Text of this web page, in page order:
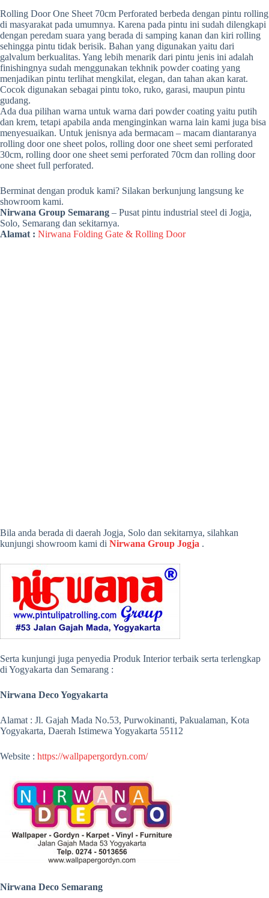
Rolling Door One Sheet 70cm Perforated berbeda dengan pintu rolling
di masyarakat pada umumnya. Karena pada pintu ini sudah dilengkapi
dengan peredam suara yang berada di samping kanan dan kiri rolling
sehingga pintu tidak berisik. Bahan yang digunakan yaitu dari
galvalum berkualitas. Yang lebih menarik dari pintu jenis ini adalah
finishingnya sudah menggunakan tekhnik powder coating yang
menjadikan pintu terlihat mengkilat, elegan, dan tahan akan karat.
Cocok digunakan sebagai pintu toko, ruko, garasi, maupun pintu
gudang.
Ada dua pilihan warna untuk warna dari powder coating yaitu putih
dan krem, tetapi apabila anda menginginkan warna lain kami juga bisa
menyesuaikan. Untuk jenisnya ada bermacam – macam diantaranya
rolling door one sheet polos, rolling door one sheet semi perforated
30cm, rolling door one sheet semi perforated 70cm dan rolling door
one sheet full perforated.
Berminat dengan produk kami? Silakan berkunjung langsung ke
showroom kami.
Nirwana Group Semarang – Pusat pintu industrial steel di Jogja,
Solo, Semarang dan sekitarnya.
Alamat : Nirwana Folding Gate & Rolling Door
Bila anda berada di daerah Jogja, Solo dan sekitarnya, silahkan
kunjungi showroom kami di Nirwana Group Jogja .
Serta kunjungi juga penyedia Produk Interior terbaik serta terlengkap
di Yogyakarta dan Semarang :
Nirwana Deco Yogyakarta
Alamat : Jl. Gajah Mada No.53, Purwokinanti, Pakualaman, Kota
Yogyakarta, Daerah Istimewa Yogyakarta 55112
Website : https://wallpapergordyn.com/
Nirwana Deco Semarang